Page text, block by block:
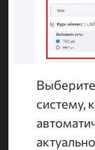
систему,